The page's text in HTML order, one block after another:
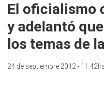
El oficialismo
y adelantó
los temas de
24 de septiembre 2012 -